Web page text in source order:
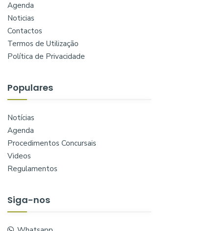
Agenda
Noticias
Contactos
Termos de Utilização
Política de Privacidade
Populares
Notícias
Agenda
Procedimentos Concursais
Videos
Regulamentos
Siga-nos